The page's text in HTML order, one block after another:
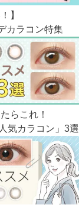
】
カラコン特集
らこれ！
気カラコン」3選